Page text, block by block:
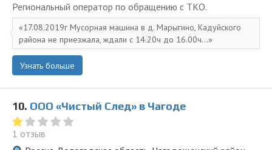
Региональный оператор по обращению с ТКО.
17.08.2019г Мусорная машина в д. Марыгино, Кадуйского
района не приезжала, ждали с 14.20ч до 16.00ч...
Узнать больше
10. ООО «Чистый След» в Чагоде
1 отзыв